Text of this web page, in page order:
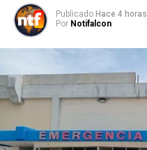
Publicado Hace 4 horas
Por Notifalcon